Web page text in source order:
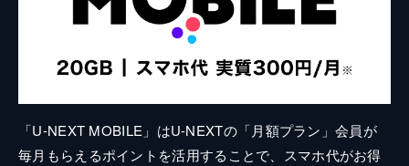
「U-NEXT MOBILE」はU-NEXTの「月額プラン」会員が
毎月もらえるポイントを活用することで、スマホ代がお得